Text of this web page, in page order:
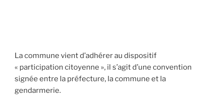
La commune vient d’adhérer au dispositif
« participation citoyenne », il s’agit d’une convention
signée entre la préfecture, la commune et la
gendarmerie.